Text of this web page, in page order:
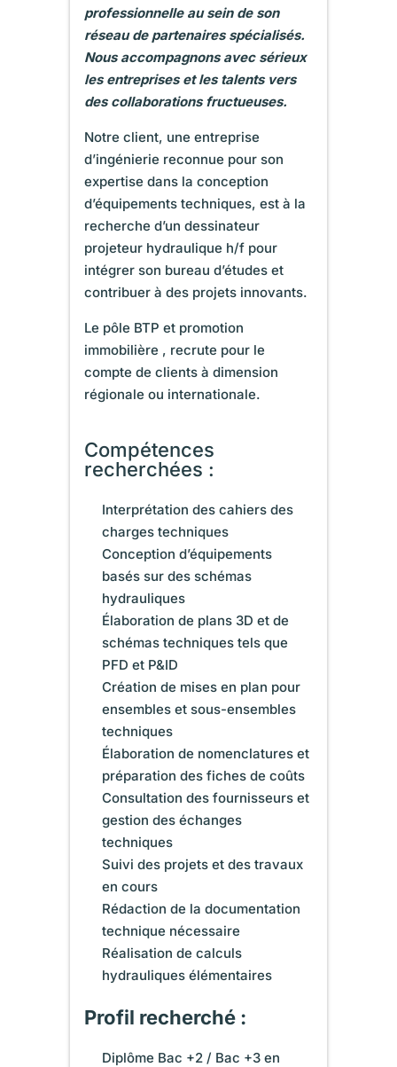
professionnelle au sein de son
réseau de partenaires spécialisés.
Nous accompagnons avec sérieux
les entreprises et les talents vers
des collaborations fructueuses.
Notre client, une entreprise
d’ingénierie reconnue pour son
expertise dans la conception
d’équipements techniques, est à la
recherche d’un dessinateur
projeteur hydraulique h/f pour
intégrer son bureau d’études et
contribuer à des projets innovants.
Le pôle BTP et promotion
immobilière , recrute pour le
compte de clients à dimension
régionale ou internationale.
Compétences
recherchées :
Interprétation des cahiers des
charges techniques
Conception d’équipements
basés sur des schémas
hydrauliques
Élaboration de plans 3D et de
schémas techniques tels que
PFD et P&ID
Création de mises en plan pour
ensembles et sous-ensembles
techniques
Élaboration de nomenclatures et
préparation des fiches de coûts
Consultation des fournisseurs et
gestion des échanges
techniques
Suivi des projets et des travaux
en cours
Rédaction de la documentation
technique nécessaire
Réalisation de calculs
hydrauliques élémentaires
Profil recherché :
Diplôme Bac +2 / Bac +3 en